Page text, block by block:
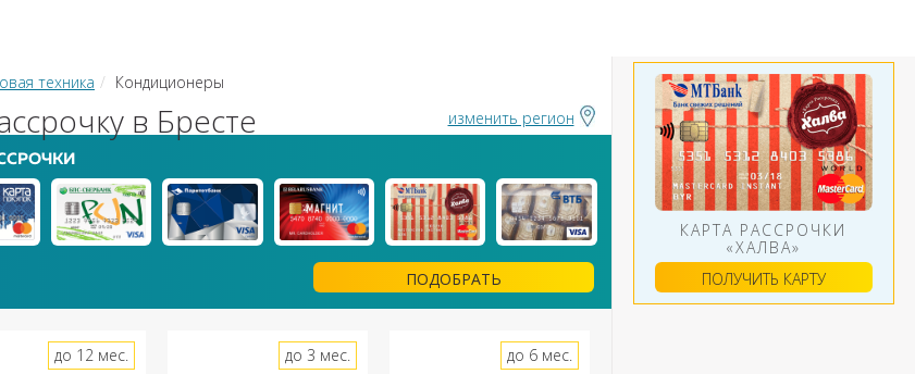
техника Кондиционеры
в Бресте изменить регион
ПОДОБРАТЬ
до 12 мес. до 3 мес. до 6 мес.
КАРТА РАССРОЧКИ
«ХАЛВА»
ПОЛУЧИТЬ КАРТУ